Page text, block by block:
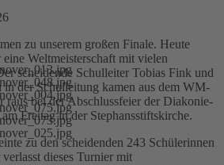
zu unserem großen Finale. Heute
Weltmeisterschaft mit vielen
scheidende Schulleiter Tobias Fink und
in der Schulleitung kamen aus dem WM-
raus bei der Abschlussfeier der Diakonie-
Freitag in der Stephansstiftskirche.
zu den scheidenden 243 Schülerinnen
dieses Turnier mit